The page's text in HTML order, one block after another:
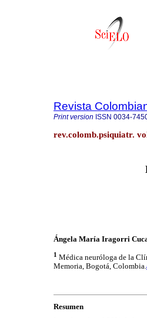
Revista
Print version ISSN 0034-
rev.colomb.psiquiatr.
Ángela María Iragorri
1 Médica neuróloga de la
Memoria, Bogotá, Colombia.
Resumen